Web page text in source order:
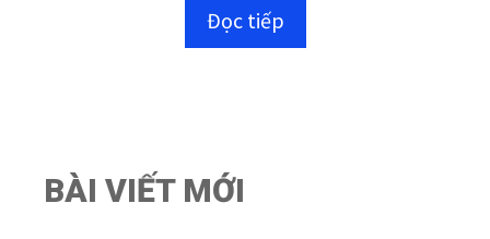
gĐọc tiếp
BÀI VIẾT MỚI